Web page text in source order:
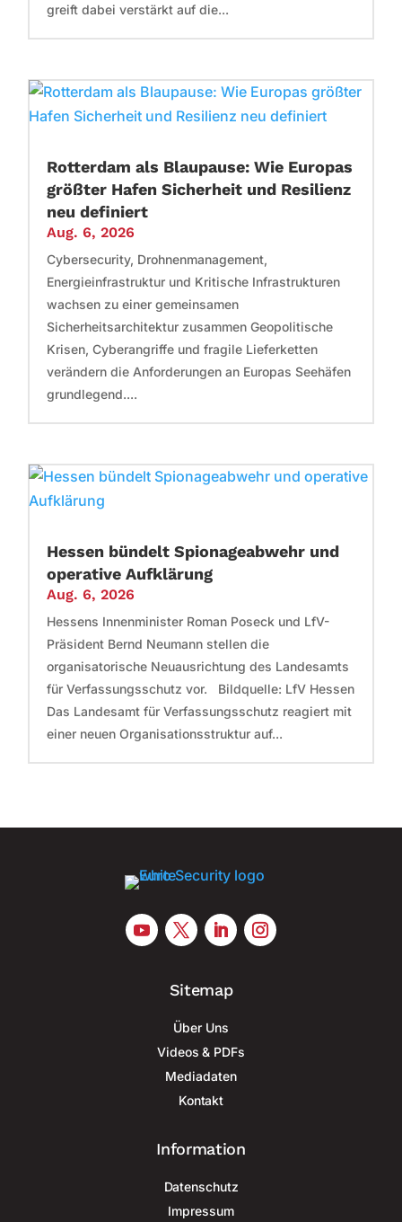
greift dabei verstärkt auf die...
Rotterdam als Blaupause: Wie Europas
größter Hafen Sicherheit und Resilienz
neu definiert
Aug. 6, 2026
Cybersecurity, Drohnenmanagement,
Energieinfrastruktur und Kritische Infrastrukturen
wachsen zu einer gemeinsamen
Sicherheitsarchitektur zusammen Geopolitische
Krisen, Cyberangriffe und fragile Lieferketten
verändern die Anforderungen an Europas Seehäfen
grundlegend....
Hessen bündelt Spionageabwehr und
operative Aufklärung
Aug. 6, 2026
Hessens Innenminister Roman Poseck und LfV-
Präsident Bernd Neumann stellen die
organisatorische Neuausrichtung des Landesamts
für Verfassungsschutz vor. Bildquelle: LfV Hessen
Das Landesamt für Verfassungsschutz reagiert mit
einer neuen Organisationsstruktur auf...
Sitemap
Über Uns
Videos & PDFs
Mediadaten
Kontakt
Information
Datenschutz
Impressum